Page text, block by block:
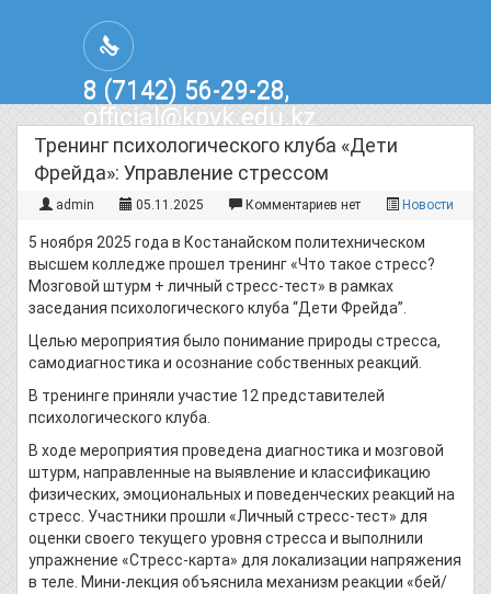
8 (7142) 56-29-28,
official@kpvk.edu.kz
г.Костанай, Проспект Кобыланды
Батыра, 3
Тренинг психологического клуба «Дети
Фрейда»: Управление стрессом
admin 05.11.2025 Комментариев нет Новости
5 ноября 2025 года в Костанайском политехническом
высшем колледже прошел тренинг «Что такое стресс?
Мозговой штурм + личный стресс-тест» в рамках
заседания психологического клуба “Дети Фрейда”.
Целью мероприятия было понимание природы стресса,
самодиагностика и осознание собственных реакций.
В тренинге приняли участие 12 представителей
психологического клуба.
В ходе мероприятия проведена диагностика и мозговой
штурм, направленные на выявление и классификацию
физических, эмоциональных и поведенческих реакций на
стресс. Участники прошли «Личный стресс-тест» для
оценки своего текущего уровня стресса и выполнили
упражнение «Стресс-карта» для локализации напряжения
в теле. Мини-лекция объяснила механизм реакции «бей/